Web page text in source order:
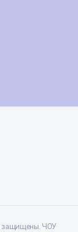
защищены. ЧОУ